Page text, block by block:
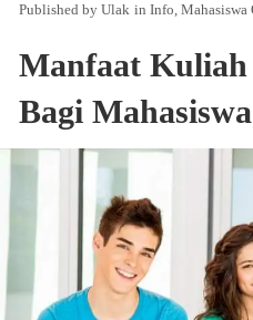
Ulak in Info Mahasiswa
Manfaat
Bagi Mahasiswa